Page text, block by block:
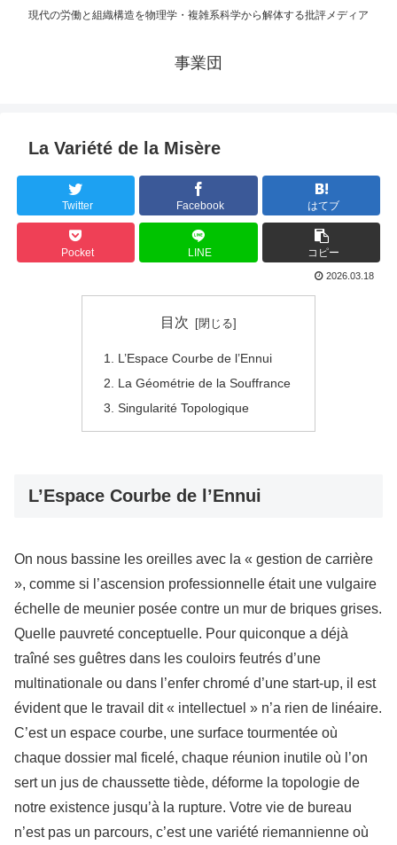
現代の労働と組織構造を物理学・複雑系科学から解体する批評メディア
事業団
La Variété de la Misère
Twitter Facebook はてブ
Pocket LINE コピー
2026.03.18
目次
L’Espace Courbe de l’Ennui
La Géométrie de la Souffrance
Singularité Topologique
L’Espace Courbe de l’Ennui
On nous bassine les oreilles avec la « gestion de carrière
», comme si l’ascension professionnelle était une vulgaire
échelle de meunier posée contre un mur de briques grises.
Quelle pauvreté conceptuelle. Pour quiconque a déjà
traîné ses guêtres dans les couloirs feutrés d’une
multinationale ou dans l’enfer chromé d’une start-up, il est
évident que le travail dit « intellectuel » n’a rien de linéaire.
C’est un espace courbe, une surface tourmentée où
chaque dossier mal ficelé, chaque réunion inutile où l’on
sert un jus de chaussette tiède, déforme la topologie de
notre existence jusqu’à la rupture. Votre vie de bureau
n’est pas un parcours, c’est une variété riemannienne où